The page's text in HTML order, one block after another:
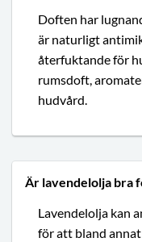
Doften har
är naturligt
återfuktande för
rumsdoft,
hudvård.
Är lavendelolja bra
Lavendelolja kan
för att bland annat